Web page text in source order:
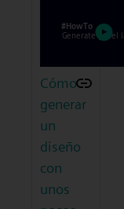
Cómo
generar
un
diseño
con
unos